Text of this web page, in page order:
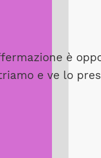
è
e ve lo